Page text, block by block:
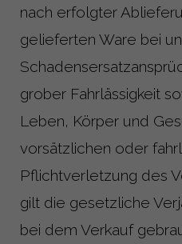
nach erfolgter
gelieferten Ware bei
grober Fahrlässigkeit
Leben, Körper und
vorsätzlichen oder
Pflichtverletzung des
gilt die gesetzliche
bei dem Verkauf